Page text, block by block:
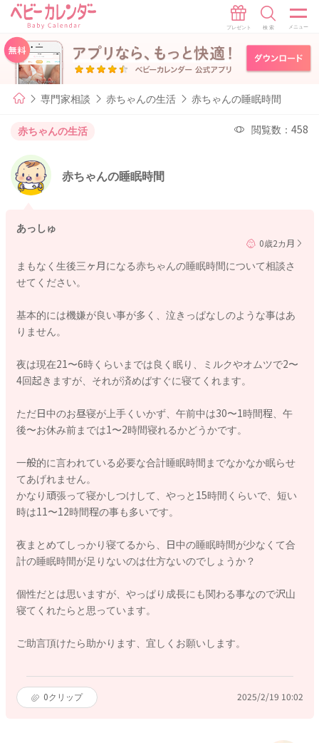
専門家相談 赤ちゃんの生活 赤ちゃんの睡眠時間
赤ちゃんの生活 閲覧数：458
赤ちゃんの睡眠時間
あっしゅ
0歳2カ月
まもなく生後三ヶ月になる赤ちゃんの睡眠時間について相談さ
せてください。
基本的には機嫌が良い事が多く、泣きっぱなしのような事はあ
りません。
夜は現在21〜6時くらいまでは良く眠り、ミルクやオムツで2〜
4回起きますが、それが済めばすぐに寝てくれます。
ただ日中のお昼寝が上手くいかず、午前中は30〜1時間程、午
後〜お休み前までは1〜2時間寝れるかどうかです。
一般的に言われている必要な合計睡眠時間までなかなか眠らせ
てあげれません。
かなり頑張って寝かしつけして、やっと15時間くらいで、短い
時は11〜12時間程の事も多いです。
夜まとめてしっかり寝てるから、日中の睡眠時間が少なくて合
計の睡眠時間が足りないのは仕方ないのでしょうか？
個性だとは思いますが、やっぱり成長にも関わる事なので沢山
寝てくれたらと思っています。
ご助言頂けたら助かります、宜しくお願いします。
0クリップ 2025/2/19 10:02